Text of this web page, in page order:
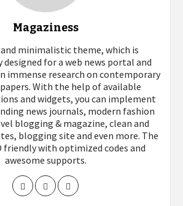
Magaziness
minimalistic theme, which is
for a web news portal and
immense research on contemporary
With the help of available
and widgets, you can implement
news journals, modern fashion
blogging & magazine, clean and
blogging site and even more. The
friendly with optimized codes and
awesome supports.